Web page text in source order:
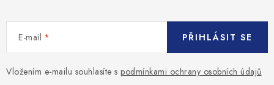
E-mail
Vložením e-mailu souhlasíte s podmínkami ochrany osobních údajů
PŘIHLÁSIT SE